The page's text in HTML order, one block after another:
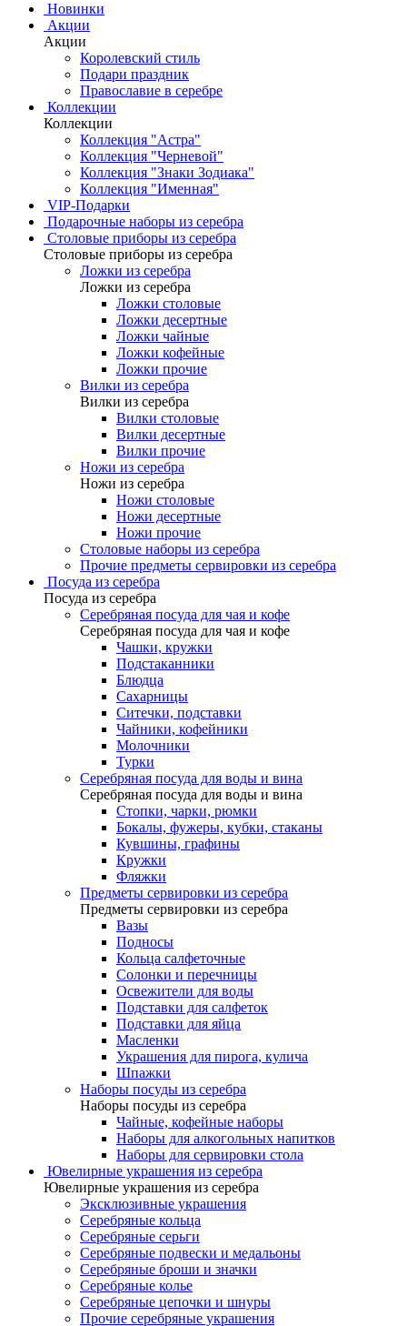
Новинки
Акции
Акции
Королевский стиль
Подари праздник
Православие в серебре
Коллекции
Коллекции
Коллекция "Астра"
Коллекция "Черневой"
Коллекция "Знаки Зодиака"
Коллекция "Именная"
VIP-Подарки
Подарочные наборы из серебра
Столовые приборы из серебра
Столовые приборы из серебра
Ложки из серебра
Ложки из серебра
Ложки столовые
Ложки десертные
Ложки чайные
Ложки кофейные
Ложки прочие
Вилки из серебра
Вилки из серебра
Вилки столовые
Вилки десертные
Вилки прочие
Ножи из серебра
Ножи из серебра
Ножи столовые
Ножи десертные
Ножи прочие
Столовые наборы из серебра
Прочие предметы сервировки из серебра
Посуда из серебра
Посуда из серебра
Серебряная посуда для чая и кофе
Серебряная посуда для чая и кофе
Чашки, кружки
Подстаканники
Блюдца
Сахарницы
Ситечки, подставки
Чайники, кофейники
Молочники
Турки
Серебряная посуда для воды и вина
Серебряная посуда для воды и вина
Стопки, чарки, рюмки
Бокалы, фужеры, кубки, стаканы
Кувшины, графины
Кружки
Фляжки
Предметы сервировки из серебра
Предметы сервировки из серебра
Вазы
Подносы
Кольца салфеточные
Солонки и перечницы
Освежители для воды
Подставки для салфеток
Подставки для яйца
Масленки
Украшения для пирога, кулича
Шпажки
Наборы посуды из серебра
Наборы посуды из серебра
Чайные, кофейные наборы
Наборы для алкогольных напитков
Наборы для сервировки стола
Ювелирные украшения из серебра
Ювелирные украшения из серебра
Эксклюзивные украшения
Серебряные кольца
Серебряные серьги
Серебряные подвески и медальоны
Серебряные броши и значки
Серебряные колье
Серебряные цепочки и шнуры
Прочие серебряные украшения